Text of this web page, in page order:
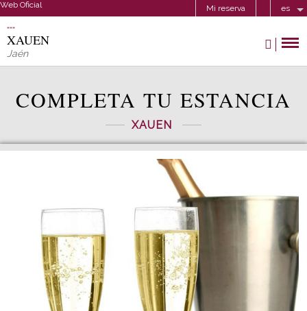
Web Oficial Mi reserva es
XAUEN
Jaén
COMPLETA TU ESTANCIA
XAUEN